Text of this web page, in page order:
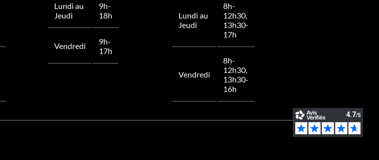
Lundi au
Jeudi
9h-
18h
Vendredi
9h-
17h
Lundi au
Jeudi
8h-
12h30,
13h30-
17h
Vendredi
8h-
12h30,
13h30-
16h